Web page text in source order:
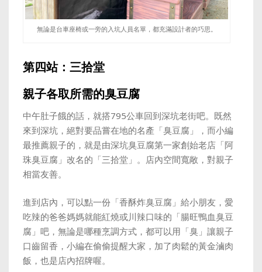
無論是台車座椅或一旁的入坑人員名單，都充滿設計者的巧思。
第四站：三拾堂
親子各取所需的臭豆腐
中午肚子餓的話，就搭795公車回到深坑老街吧。既然
來到深坑，絕對要品嘗在地的名產「臭豆腐」，而小編
最推薦親子的，就是由深坑臭豆腐第一家創始老店「阿
珠臭豆腐」改名的「三拾堂」。店內空間寬敞，對親子
相當友善。
進到店內，可以點一份「香酥炸臭豆腐」給小朋友，愛
吃辣的爸爸媽媽就能紅燒或川辣口味的「腸旺鴨血臭豆
腐」吧，無論是哪種烹調方式，都可以用「臭」讓親子
口齒留香，小編在偷偷提醒大家，加了肉鬆的黃金滷肉
飯，也是店內招牌喔。